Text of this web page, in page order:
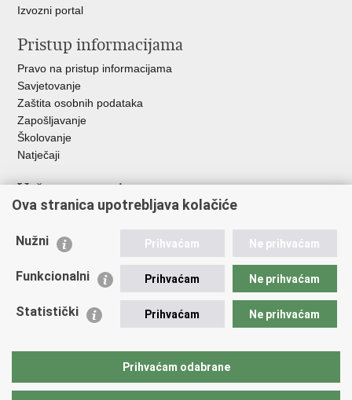
Izvozni portal
Pristup informacijama
Pravo na pristup informacijama
Savjetovanje
Zaštita osobnih podataka
Zapošljavanje
Školovanje
Natječaji
Važne poveznice
Ministarstvo unutarnjih poslova
Udruge
Policijska akademija
Zaklada policijske solidarnosti
Vučetić"
Ova stranica upotrebljava kolačiće
Nužni Prihvaćam Ne prihvaćam
Funkcionalni Prihvaćam Ne prihvaćam
Statistički Prihvaćam Ne prihvaćam
Prihvaćam odabrane